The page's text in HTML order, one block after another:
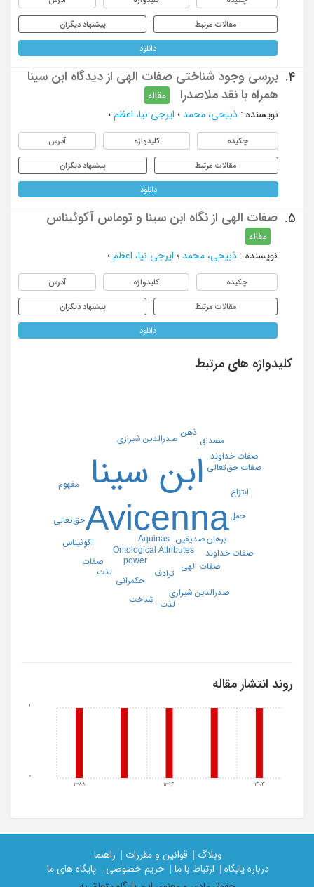
مقالات مرتبط پیشنهاد دیگران
دانلود
4.
بررسی وجود شناختی صفات الهی از دیدگاه ابن سینا
همراه با نقد ملاصدرا
مقاله
نویسنده : ذبیحی، محمد ؛ ایرجی نیا، اعظم ؛
چکیده کلیدواژه آدرس
مقالات مرتبط پیشنهاد دیگران
دانلود
5. صفات الهی از نگاه ابن سینا و توماس آکوئیناس
مقاله
نویسنده : ذبیحی، محمد ؛ ایرجی نیا، اعظم ؛
چکیده کلیدواژه آدرس
مقالات مرتبط پیشنهاد دیگران
دانلود
کلیدواژه های مرتبط
Avicenna
ابن سینا
Aquinas
Ontological Attributes
power
برهان صدیقین
ترادف
حکمرانی
صدرالدین شیرازی
صفات
صفات الهی
صفات خداوند
لذت
آکوئیناس
انتزاع
حق‌تعالی حمل
ذهن
شناخت
صدرالدین شیرازی
صفات حق‌تعالی
صفات خداوند
لذت
مصداق
مفهوم
روند انتشار مقاله
1388 1394 1404
0
1
وبلاگ | قوانین و مقررات |
راهنما
درباره پایگاه |
ارتباط با ما | حریم خصوصی |
پایگاه های ما